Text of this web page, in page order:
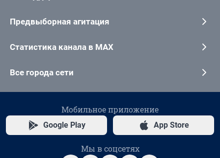
Предвыборная агитация
Статистика канала в MAX
Все города сети
Мобильное приложение
Google Play App Store
Мы в соцсетях